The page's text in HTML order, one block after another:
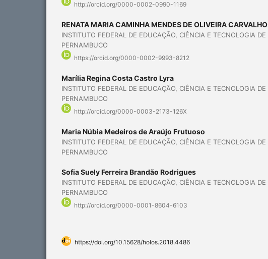
http://orcid.org/0000-0002-0990-1169
RENATA MARIA CAMINHA MENDES DE OLIVEIRA CARVALHO
INSTITUTO FEDERAL DE EDUCAÇÃO, CIÊNCIA E TECNOLOGIA DE
PERNAMBUCO
https://orcid.org/0000-0002-9993-8212
Marília Regina Costa Castro Lyra
INSTITUTO FEDERAL DE EDUCAÇÃO, CIÊNCIA E TECNOLOGIA DE
PERNAMBUCO
http://orcid.org/0000-0003-2173-126X
Maria Núbia Medeiros de Araújo Frutuoso
INSTITUTO FEDERAL DE EDUCAÇÃO, CIÊNCIA E TECNOLOGIA DE
PERNAMBUCO
Sofia Suely Ferreira Brandão Rodrigues
INSTITUTO FEDERAL DE EDUCAÇÃO, CIÊNCIA E TECNOLOGIA DE
PERNAMBUCO
http://orcid.org/0000-0001-8604-6103
https://doi.org/10.15628/holos.2018.4486